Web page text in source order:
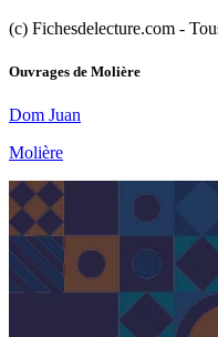
(c) Fichesdelecture.com -
Ouvrages de Molière
Dom Juan
Molière